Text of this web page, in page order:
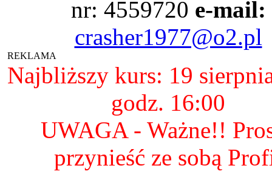
nr: 4559720 e-mail:
crasher1977@o2.pl
REKLAMA
Najbliższy kurs: 19
godz. 16:00
UWAGA - Ważne!!
przynieść ze sobą